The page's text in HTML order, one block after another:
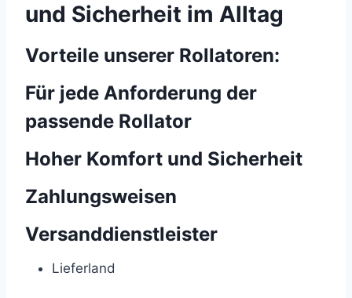
und Sicherheit im Alltag
Vorteile unserer Rollatoren:
Für jede Anforderung der
passende Rollator
Hoher Komfort und Sicherheit
Zahlungsweisen
Versanddienstleister
Lieferland